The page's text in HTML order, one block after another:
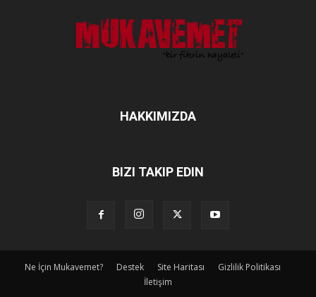
HAKKIMIZDA
BIZI TAKIP EDIN
Ne İçin Mukavemet? Destek Site Haritası
Gizlilik Politikası
İletişim